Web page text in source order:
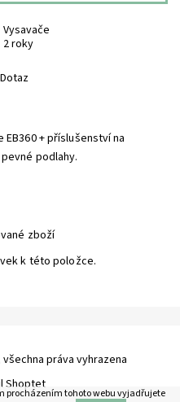
Vysavače
2 roky
Dotaz
EB360 + příslušenství na
pevné podlahy.
zboží
k této položce.
práva vyhrazena
Shoptet
procházením tohoto webu vyjadřujete